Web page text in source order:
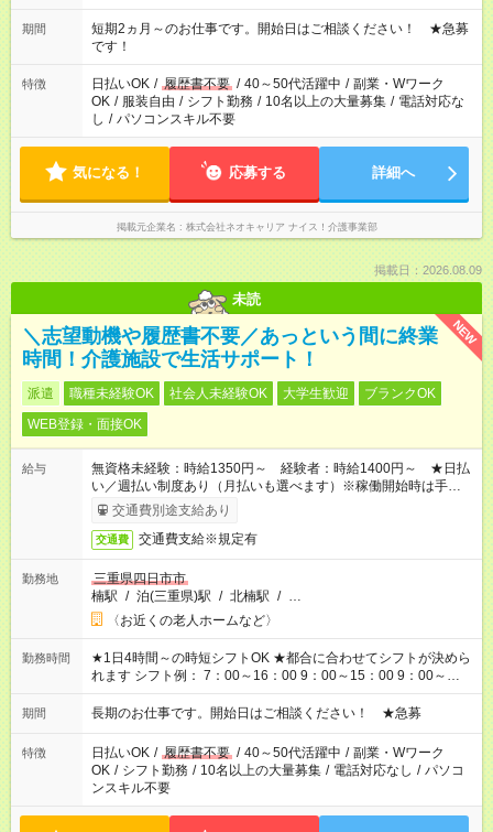
家庭の都合でお休みが必要な場合も遠慮なくご相談ください。
※週最低15時間以上の勤務が必要です
期間
短期2ヵ月～のお仕事です。開始日はご相談ください！ ★急募
です！
特徴 日払いOK / 履歴書不要 / 40～50代活躍中 / 副業・Wワーク
OK / 服装自由 / シフト勤務 / 10名以上の大量募集 / 電話対応な
し / パソコンスキル不要
気になる！ 応募する 詳細へ
掲載元企業名 株式会社ネオキャリア ナイス！介護事業部
掲載日：2026.08.09
未読
NEW
＼志望動機や履歴書不要／あっという間に終業
時間！介護施設で生活サポート！
派遣 職種未経験OK 社会人未経験OK 大学生歓迎
ブランクOK
WEB登録・面接OK
給与
無資格未経験：時給1350円～ 経験者：時給1400円～ ★日払
い／週払い制度あり（月払いも選べます）※稼働開始時は手続き
完了次第のお支払いとなります。
交通費別途支給あり
交通費 交通費支給※規定有
勤務地
三重県四日市市
楠駅 / 泊(三重県)駅 / 北楠駅 / …
〈お近くの老人ホームなど〉
勤務時間
★1日4時間～の時短シフトOK ★都合に合わせてシフトが決めら
れます シフト例： 7：00～16：00 9：00～15：00 9：00～
18：00 11：00～20：00 など ※Wワークの場合、他のお仕事と
合わせ週40時間超の就業はご案内できません ※法令に基づき、
派遣法（日雇い派遣の原則禁止）により、短時間・短期間の就
業はご案内が難しい場合があります
期間 長期のお仕事です。開始日はご相談ください！ ★急募
特徴 日払いOK / 履歴書不要 / 40～50代活躍中 / 副業・Wワーク
OK / シフト勤務 / 10名以上の大量募集 / 電話対応なし / パソコ
ンスキル不要